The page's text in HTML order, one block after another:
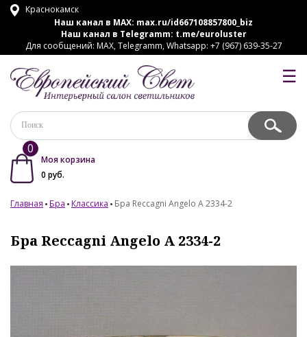
Краснокамск
Наш канал в MAX: max.ru/id667108857800_biz
Наш канал в Telegramm: t.me/euroluster
Для сообщений: MAX, Telegramm, Whatsapp: +7 (967) 639-35-27
☰
0
Моя корзина
0 руб.
Главная Бра Классика Бра Reccagni Angelo A 2334-2
Бра Reccagni Angelo A 2334-2